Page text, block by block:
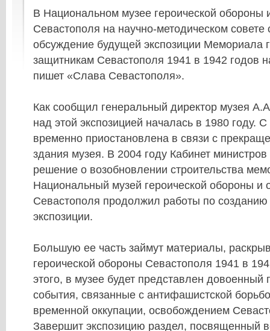
В Национальном музее героической обороны
Севастополя на научно-методическом совете
обсуждение будущей экспозиции Мемориала
защитникам Севастополя 1941 в 1942 годов
пишет «Слава Севастополя».
Как сообщил генеральный директор музея
над этой экспозицией началась в 1980 году.
временно приостановлена в связи с
здания музея. В 2004 году Кабинет
решение о возобновлении строительства
Национальный музей героической обороны и
Севастополя продолжил работы по
экспозиции.
Большую ее часть займут материалы,
героической обороны Севастополя 1941 в
этого, в музее будет представлен
события, связанные с антифашистской
временной оккупации, освобождением
Завершит экспозицию раздел, посвященный